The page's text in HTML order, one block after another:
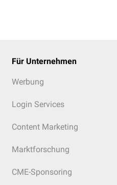
Für Unternehmen
Werbung
Login Services
Content Marketing
Marktforschung
CME-Sponsoring